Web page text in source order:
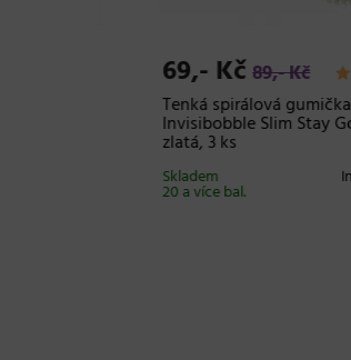
69,- Kč89,- Kč
Tenká spirálová gumička
Invisibobble Slim Stay Gold -
zlatá, 3 ks
Skladem
20 a více bal.